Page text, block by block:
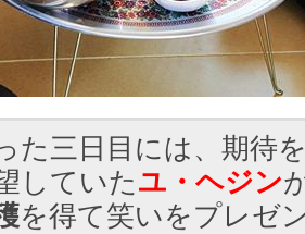
た三日目には、期待
していたユ・ヘジン
を得て笑いをプレゼ